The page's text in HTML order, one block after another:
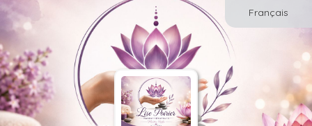
Français